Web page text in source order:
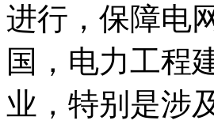
进行，保障电
国，电力工程
业，特别是涉